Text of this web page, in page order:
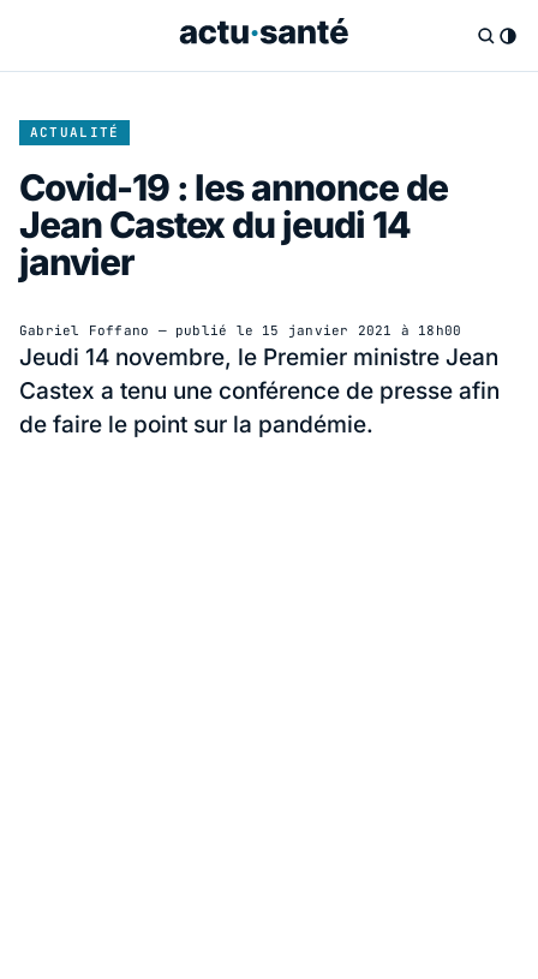
ACTUALITÉ
Covid-19 : les annonce de
Jean Castex du jeudi 14
janvier
Gabriel Foffano — publié le 15 janvier 2021 à 18h00
Jeudi 14 novembre, le Premier ministre Jean
Castex a tenu une conférence de presse afin
de faire le point sur la pandémie.